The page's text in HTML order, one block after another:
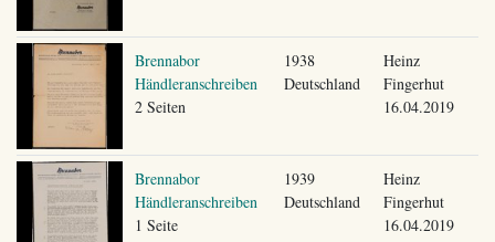
Brennabor
Händleranschreiben
2 Seiten
1938
Deutschland
Heinz
Fingerhut
16.04.2019
Brennabor
Händleranschreiben
1 Seite
1939
Deutschland
Heinz
Fingerhut
16.04.2019